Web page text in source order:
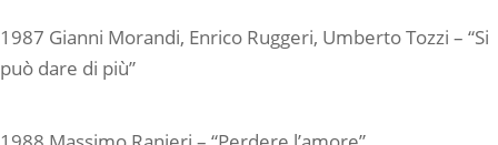
1987 Gianni Morandi, Enrico Ruggeri, Umberto Tozzi – “Si
può dare di più”